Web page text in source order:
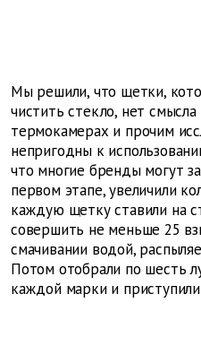
Мы решили, что щетки,
чистить стекло, нет
термокамерах и прочим
непригодны к
что многие бренды могут
первом этапе, увеличили
каждую щетку ставили на
совершить не меньше 25
смачивании водой,
Потом отобрали по шесть
каждой марки и